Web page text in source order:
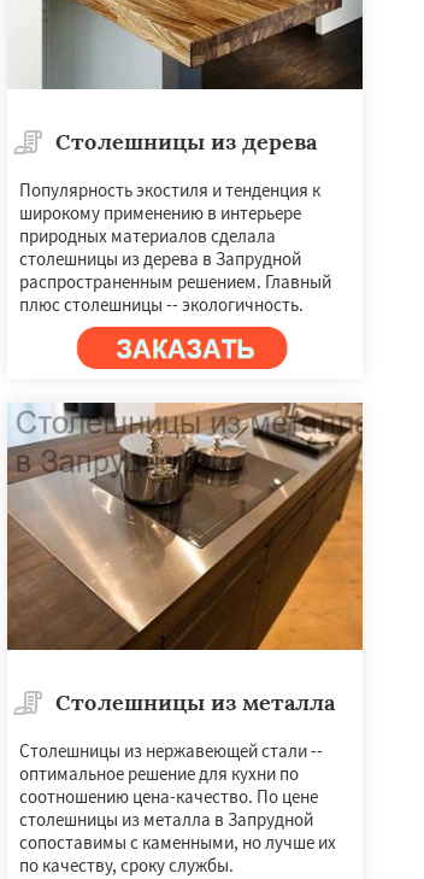
Столешницы из дерева
Популярность экостиля и тенденция к
широкому применению в интерьере
природных материалов сделала
столешницы из дерева в Запрудной
распространенным решением. Главный
плюс столешницы -- экологичность.
Столешницы из металла
Столешницы из нержавеющей стали --
оптимальное решение для кухни по
соотношению цена-качество. По цене
столешницы из металла в Запрудной
сопоставимы с каменными, но лучше их
по качеству, сроку службы.